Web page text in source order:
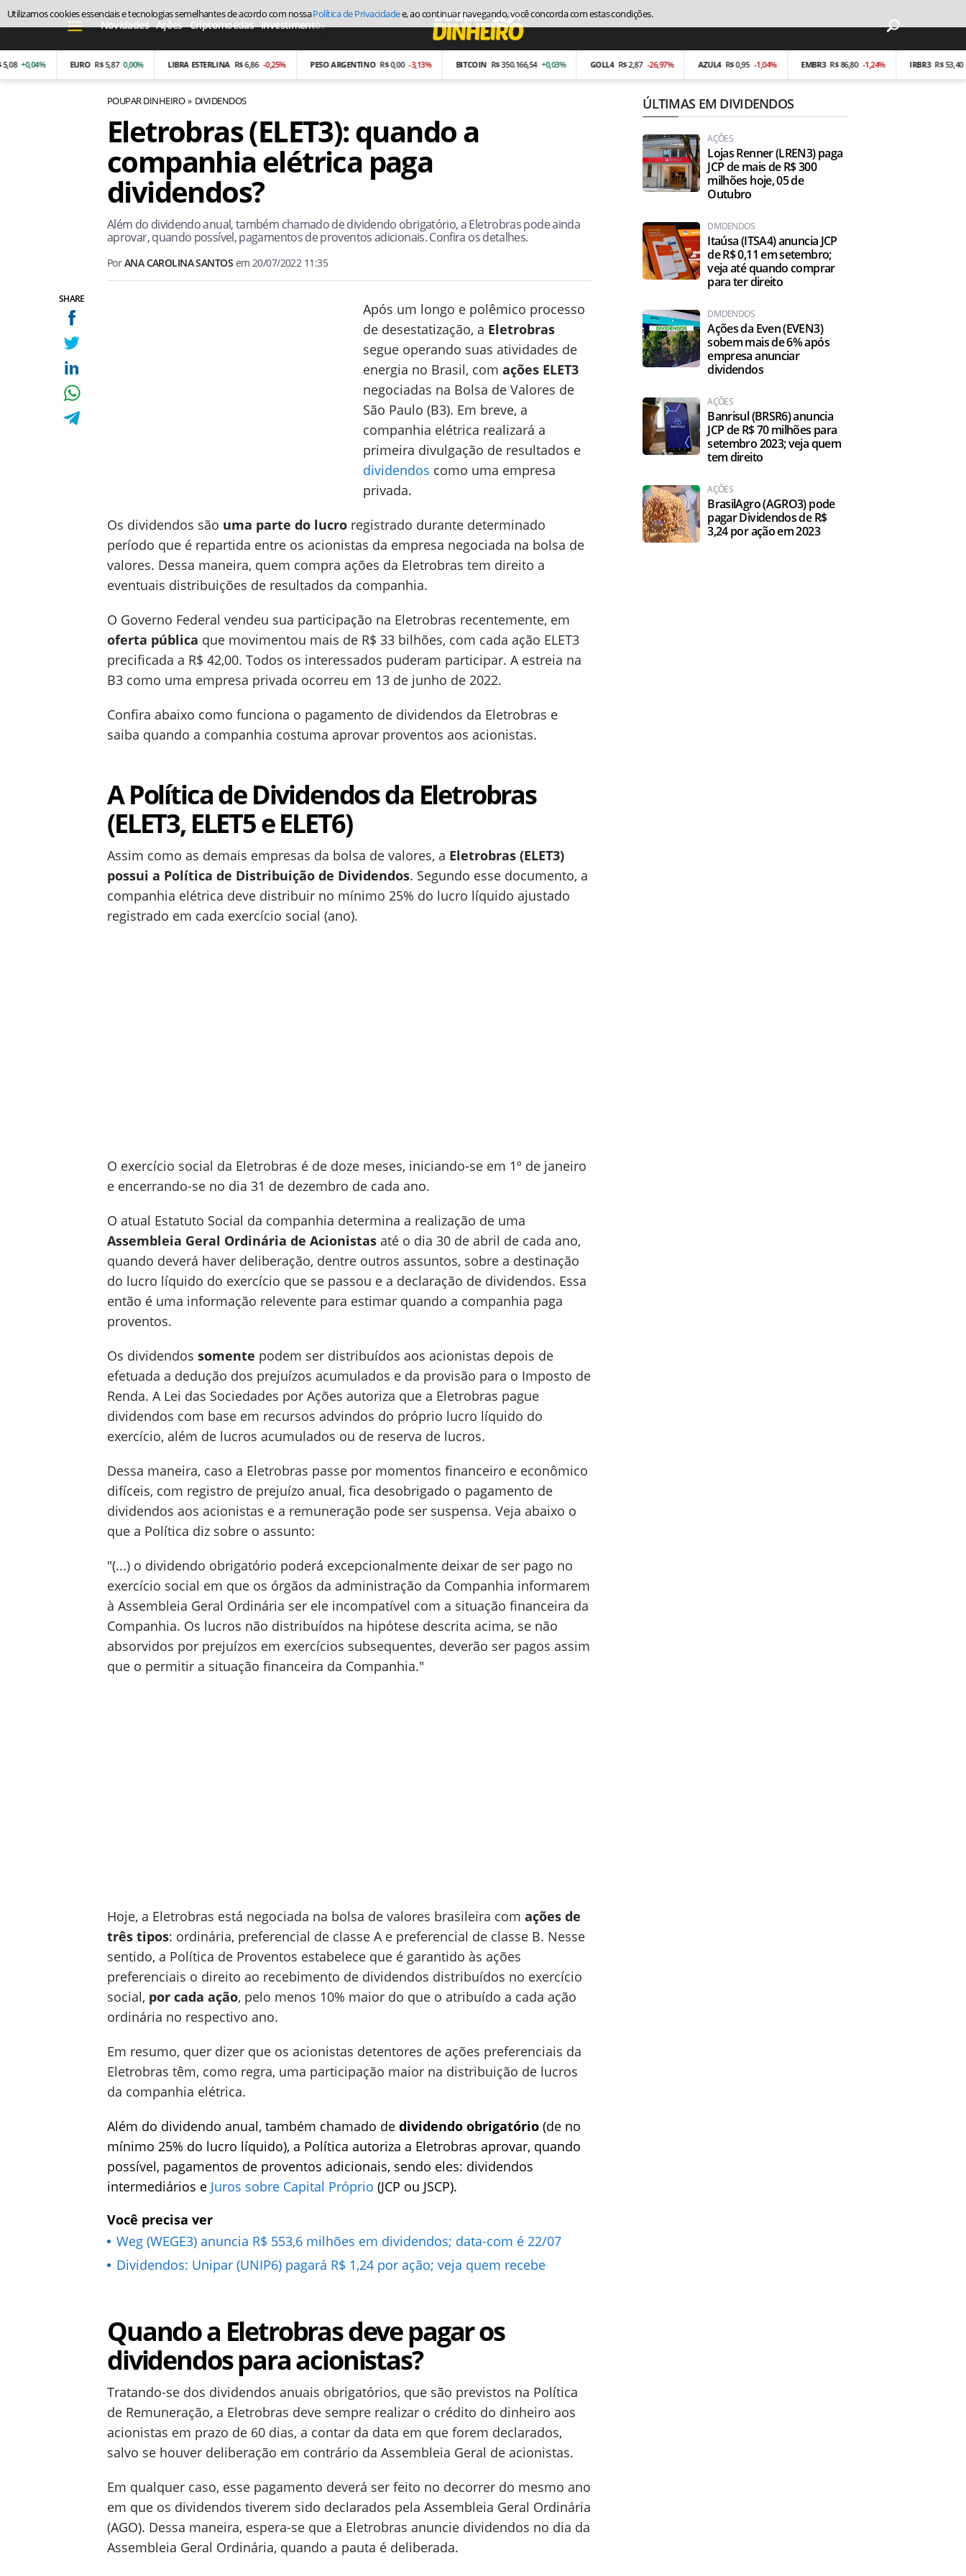
Novidades Ações Criptomoedas Investimentos Economia
EURO R$ 5,87 0,00% LIBRA ESTERLINA R$ 6,86 -0,25% PESO ARGENTINO R$ 0,00 -3,13% BITCOIN R$ 350.166,54 +0,03% GOLL4 R$ 2,87 -26,97% AZUL4 R$ 0,95 -1,04% EMBR3 R$ 86,80 -1,24% IRBR3 R$ 53,40 -0,19%
POUPAR DINHEIRO DIVIDENDOS
SHARE
Eletrobras (ELET3): quando a
companhia elétrica paga
dividendos?
Além do dividendo anual, também chamado de dividendo obrigatório, a Eletrobras pode ainda
aprovar, quando possível, pagamentos de proventos adicionais. Confira os detalhes.
PorANA CAROLINA SANTOS em 20/07/2022 11:35
Após um longo e polêmico processo
de desestatização, a Eletrobras
segue operando suas atividades de
energia no Brasil, com ações ELET3
negociadas na Bolsa de Valores de
São Paulo (B3). Em breve, a
companhia elétrica realizará a
primeira divulgação de resultados e
dividendos como uma empresa
privada.
Os dividendos são uma parte do lucro registrado durante determinado
período que é repartida entre os acionistas da empresa negociada na bolsa de
valores. Dessa maneira, quem compra ações da Eletrobras tem direito a
eventuais distribuições de resultados da companhia.
O Governo Federal vendeu sua participação na Eletrobras recentemente, em
oferta pública que movimentou mais de R$ 33 bilhões, com cada ação ELET3
precificada a R$ 42,00. Todos os interessados puderam participar. A estreia na
B3 como uma empresa privada ocorreu em 13 de junho de 2022.
Confira abaixo como funciona o pagamento de dividendos da Eletrobras e
saiba quando a companhia costuma aprovar proventos aos acionistas.
A Política de Dividendos da Eletrobras
(ELET3, ELET5 e ELET6)
Assim como as demais empresas da bolsa de valores, a Eletrobras (ELET3)
possui a Política de Distribuição de Dividendos. Segundo esse documento, a
companhia elétrica deve distribuir no mínimo 25% do lucro líquido ajustado
registrado em cada exercício social (ano).
O exercício social da Eletrobras é de doze meses, iniciando-se em 1º de janeiro
e encerrando-se no dia 31 de dezembro de cada ano.
O atual Estatuto Social da companhia determina a realização de uma
Assembleia Geral Ordinária de Acionistas até o dia 30 de abril de cada ano,
quando deverá haver deliberação, dentre outros assuntos, sobre a destinação
do lucro líquido do exercício que se passou e a declaração de dividendos. Essa
então é uma informação relevente para estimar quando a companhia paga
proventos.
Os dividendos somente podem ser distribuídos aos acionistas depois de
efetuada a dedução dos prejuízos acumulados e da provisão para o Imposto de
Renda. A Lei das Sociedades por Ações autoriza que a Eletrobras pague
dividendos com base em recursos advindos do próprio lucro líquido do
exercício, além de lucros acumulados ou de reserva de lucros.
Dessa maneira, caso a Eletrobras passe por momentos financeiro e econômico
difíceis, com registro de prejuízo anual, fica desobrigado o pagamento de
dividendos aos acionistas e a remuneração pode ser suspensa. Veja abaixo o
que a Política diz sobre o assunto:
"(...) o dividendo obrigatório poderá excepcionalmente deixar de ser pago no
exercício social em que os órgãos da administração da Companhia informarem
à Assembleia Geral Ordinária ser ele incompatível com a situação financeira da
Companhia. Os lucros não distribuídos na hipótese descrita acima, se não
absorvidos por prejuízos em exercícios subsequentes, deverão ser pagos assim
que o permitir a situação financeira da Companhia."
Hoje, a Eletrobras está negociada na bolsa de valores brasileira com ações de
três tipos: ordinária, preferencial de classe A e preferencial de classe B. Nesse
sentido, a Política de Proventos estabelece que é garantido às ações
preferenciais o direito ao recebimento de dividendos distribuídos no exercício
social, por cada ação, pelo menos 10% maior do que o atribuído a cada ação
ordinária no respectivo ano.
Em resumo, quer dizer que os acionistas detentores de ações preferenciais da
Eletrobras têm, como regra, uma participação maior na distribuição de lucros
da companhia elétrica.
Além do dividendo anual, também chamado de dividendo obrigatório (de no
mínimo 25% do lucro líquido), a Política autoriza a Eletrobras aprovar, quando
possível, pagamentos de proventos adicionais, sendo eles: dividendos
intermediários e Juros sobre Capital Próprio (JCP ou JSCP).
Você precisa ver
Weg (WEGE3) anuncia R$ 553,6 milhões em dividendos; data-com é 22/07
Dividendos: Unipar (UNIP6) pagará R$ 1,24 por ação; veja quem recebe
Quando a Eletrobras deve pagar os
dividendos para acionistas?
Tratando-se dos dividendos anuais obrigatórios, que são previstos na Política
de Remuneração, a Eletrobras deve sempre realizar o crédito do dinheiro aos
acionistas em prazo de 60 dias, a contar da data em que forem declarados,
salvo se houver deliberação em contrário da Assembleia Geral de acionistas.
Em qualquer caso, esse pagamento deverá ser feito no decorrer do mesmo ano
em que os dividendos tiverem sido declarados pela Assembleia Geral Ordinária
(AGO). Dessa maneira, espera-se que a Eletrobras anuncie dividendos no dia da
Assembleia Geral Ordinária, quando a pauta é deliberada.
ÚLTIMAS EM DIVIDENDOS
AÇÕES
Lojas Renner (LREN3) paga
JCP de mais de R$ 300
milhões hoje, 05 de
Outubro
DIVIDENDOS
Itaúsa (ITSA4) anuncia JCP
de R$ 0,11 em setembro;
veja até quando comprar
para ter direito
DIVIDENDOS
Ações da Even (EVEN3)
sobem mais de 6% após
empresa anunciar
dividendos
AÇÕES
Banrisul (BRSR6) anuncia
JCP de R$ 70 milhões para
setembro 2023; veja quem
tem direito
AÇÕES
BrasilAgro (AGRO3) pode
pagar Dividendos de R$
3,24 por ação em 2023
Utilizamos cookies essenciais e tecnologias semelhantes de acordo com nossaPolítica de Privacidadee, ao continuar navegando, você concorda com estas condições.